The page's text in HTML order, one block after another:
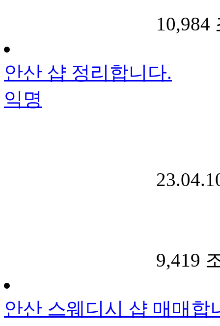
10,984
안산 샵 정리합니다.
익명
9,419
안산 스웨디시 샵 매매합